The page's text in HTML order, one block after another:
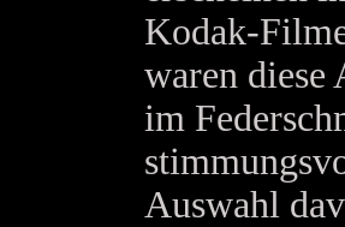
Kodak-
waren diese
im
Auswahl